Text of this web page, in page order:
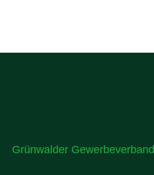
Grünwalder Gewerbeverband